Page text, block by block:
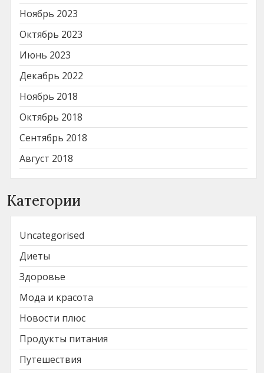
Ноябрь 2023
Октябрь 2023
Июнь 2023
Декабрь 2022
Ноябрь 2018
Октябрь 2018
Сентябрь 2018
Август 2018
Категории
Uncategorised
Диеты
Здоровье
Мода и красота
Новости плюс
Продукты питания
Путешествия